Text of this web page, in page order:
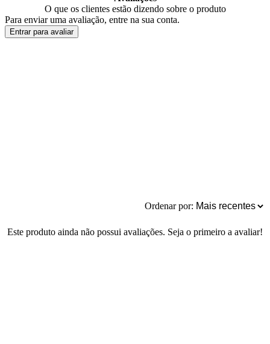
O que os clientes estão dizendo sobre o produto
Para enviar uma avaliação, entre na sua conta.
Entrar para avaliar
Ordenar por:
Este produto ainda não possui avaliações. Seja o primeiro a avaliar!